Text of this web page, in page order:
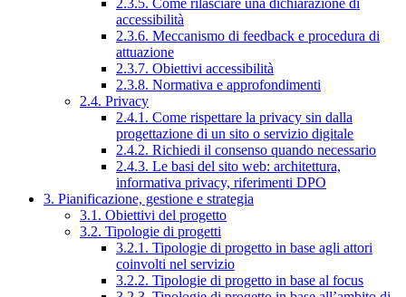
2.3.5. Come rilasciare una dichiarazione di
accessibilità
2.3.6. Meccanismo di feedback e procedura di
attuazione
2.3.7. Obiettivi accessibilità
2.3.8. Normativa e approfondimenti
2.4. Privacy
2.4.1. Come rispettare la privacy sin dalla
progettazione di un sito o servizio digitale
2.4.2. Richiedi il consenso quando necessario
2.4.3. Le basi del sito web: architettura,
informativa privacy, riferimenti DPO
3. Pianificazione, gestione e strategia
3.1. Obiettivi del progetto
3.2. Tipologie di progetti
3.2.1. Tipologie di progetto in base agli attori
coinvolti nel servizio
3.2.2. Tipologie di progetto in base al focus